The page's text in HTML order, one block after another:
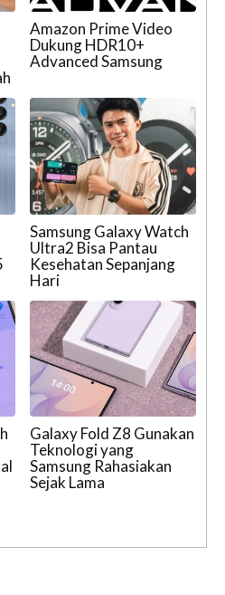
Amazon Prime Video
Dukung HDR10+
Advanced Samsung
Samsung Galaxy Watch
Ultra2 Bisa Pantau
Kesehatan Sepanjang
Hari
Galaxy Fold Z8 Gunakan
Teknologi yang
Samsung Rahasiakan
Sejak Lama